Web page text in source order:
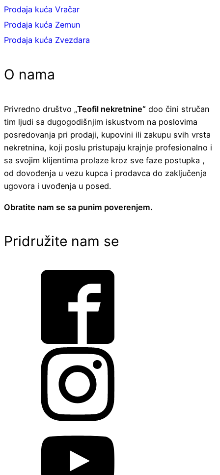
Prodaja kuća Vračar
Prodaja kuća Zemun
Prodaja kuća Zvezdara
O nama
Privredno društvo „Teofil nekretnine“ doo čini stručan
tim ljudi sa dugogodišnjim iskustvom na poslovima
posredovanja pri prodaji, kupovini ili zakupu svih vrsta
nekretnina, koji poslu pristupaju krajnje profesionalno i
sa svojim klijentima prolaze kroz sve faze postupka ,
od dovođenja u vezu kupca i prodavca do zaključenja
ugovora i uvođenja u posed.
Obratite nam se sa punim poverenjem.
Pridružite nam se